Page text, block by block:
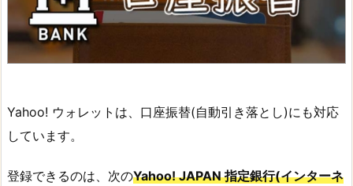
Yahoo! ウォレットは、口座振替(自動引き落とし)にも対応
しています。
登録できるのは、次のYahoo! JAPAN 指定銀行(インターネ